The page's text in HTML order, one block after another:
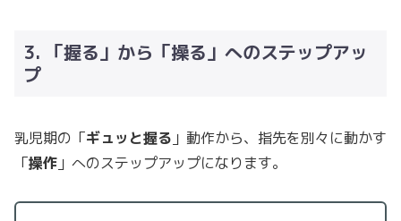
3. 「握る」から「操る」へのステップアッ
プ
乳児期の「ギュッと握る 」動作から、指先を別々に動かす
「操作 」へのステップアップになります。